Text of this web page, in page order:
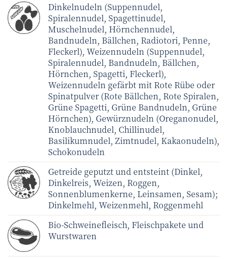
Dinkelnudeln (Suppennudel,
Spiralennudel, Spagettinudel,
Muschelnudel, Hörnchennudel,
Bandnudeln, Bällchen, Radiotori, Penne,
Fleckerl), Weizennudeln (Suppennudel,
Spiralennudel, Bandnudeln, Bällchen,
Hörnchen, Spagetti, Fleckerl),
Weizennudeln gefärbt mit Rote Rübe oder
Spinatpulver (Rote Bällchen, Rote Spiralen,
Grüne Spagetti, Grüne Bandnudeln, Grüne
Hörnchen), Gewürznudeln (Oreganonudel,
Knoblauchnudel, Chillinudel,
Basilikumnudel, Zimtnudel, Kakaonudeln),
Schokonudeln
Getreide geputzt und entsteint (Dinkel,
Dinkelreis, Weizen, Roggen,
Sonnenblumenkerne, Leinsamen, Sesam);
Dinkelmehl, Weizenmehl, Roggenmehl
Bio-Schweinefleisch, Fleischpakete und
Wurstwaren